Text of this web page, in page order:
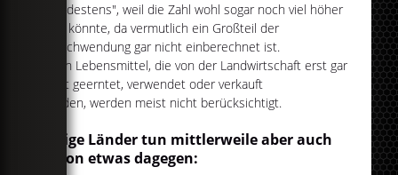
"Mindestens", weil die Zahl wohl sogar noch viel höher
sein könnte, da vermutlich ein Großteil der
Verschwendung gar nicht einberechnet ist.
Denn Lebensmittel, die von der Landwirtschaft erst gar
nicht geerntet, verwendet oder verkauft
werden, werden meist nicht berücksichtigt.
Einige Länder tun mittlerweile aber auch
schon etwas dagegen: